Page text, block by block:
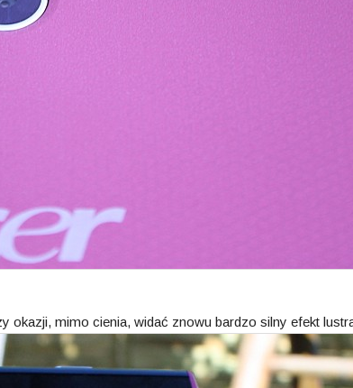
okazji, mimo cienia, widać znowu bardzo silny efekt